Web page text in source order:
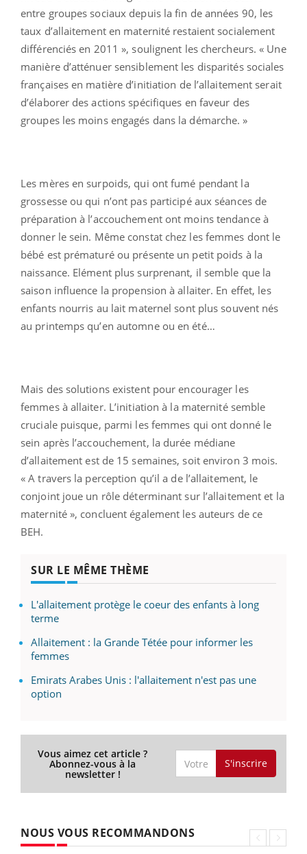
entre groupes sociaux depuis la fin de années 90, les
taux d’allaitement en maternité restaient socialement
différenciés en 2011 », soulignent les chercheurs. « Une
manière d’atténuer sensiblement les disparités sociales
françaises en matière d’initiation de l’allaitement serait
d’élaborer des actions spécifiques en faveur des
groupes les moins engagés dans la démarche. »
Les mères en surpoids, qui ont fumé pendant la
grossesse ou qui n’ont pas participé aux séances de
préparation à l’accouchement ont moins tendance à
donner le sein. Même constat chez les femmes dont le
bébé est prématuré ou présente un petit poids à la
naissance. Elément plus surprenant, il semble que la
saison influence la propension à allaiter. En effet, les
enfants nourris au lait maternel sont plus souvent nés
au printemps qu’en automne ou en été…
Mais des solutions existent pour encourager les
femmes à allaiter. L’initiation à la maternité semble
cruciale puisque, parmi les femmes qui ont donné le
sein après l’accouchement, la durée médiane
d’allaitement est de 15 semaines, soit environ 3 mois.
« A travers la perception qu’il a de l’allaitement, le
conjoint joue un rôle déterminant sur l’allaitement et la
maternité », concluent également les auteurs de ce
BEH.
SUR LE MÊME THÈME
L'allaitement protège le coeur des enfants à long
terme
Allaitement : la Grande Tétée pour informer les
femmes
Emirats Arabes Unis : l'allaitement n'est pas une
option
Vous aimez cet article ?
Abonnez-vous à la
newsletter !
S'inscrire
NOUS VOUS RECOMMANDONS